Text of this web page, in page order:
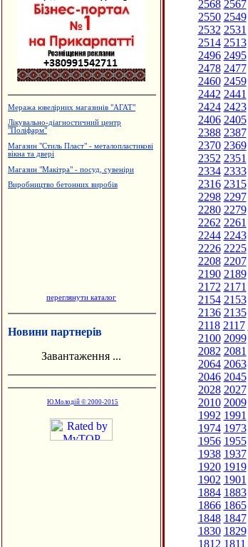
Меража ювелірних магазинів "АГАТ"
Лікувально-діагностичний центр
"Поліфарм"
Магазин "Стиль Пласт" - металопластикові
вікна та двері
Магазин "Макітра" - посуд, сувеніри
Виробництво бетонних виробів
переглянути каталог
Новини партнерів
Завантаження ...
Ю.Молодій © 2000-2015
2568 2567
2550 2549
2532 2531
2514 2513
2496 2495
2478 2477
2460 2459
2442 2441
2424 2423
2406 2405
2388 2387
2370 2369
2352 2351
2334 2333
2316 2315
2298 2297
2280 2279
2262 2261
2244 2243
2226 2225
2208 2207
2190 2189
2172 2171
2154 2153
2136 2135
2118 2117
2100 2099
2082 2081
2064 2063
2046 2045
2028 2027
2010 2009
1992 1991
1974 1973
1956 1955
1938 1937
1920 1919
1902 1901
1884 1883
1866 1865
1848 1847
1830 1829
1812 1811